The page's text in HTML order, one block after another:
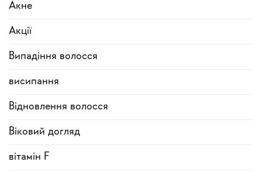
Акне
Акції
Випадіння волосся
висипання
Відновлення волосся
Віковий догляд
вітамін F